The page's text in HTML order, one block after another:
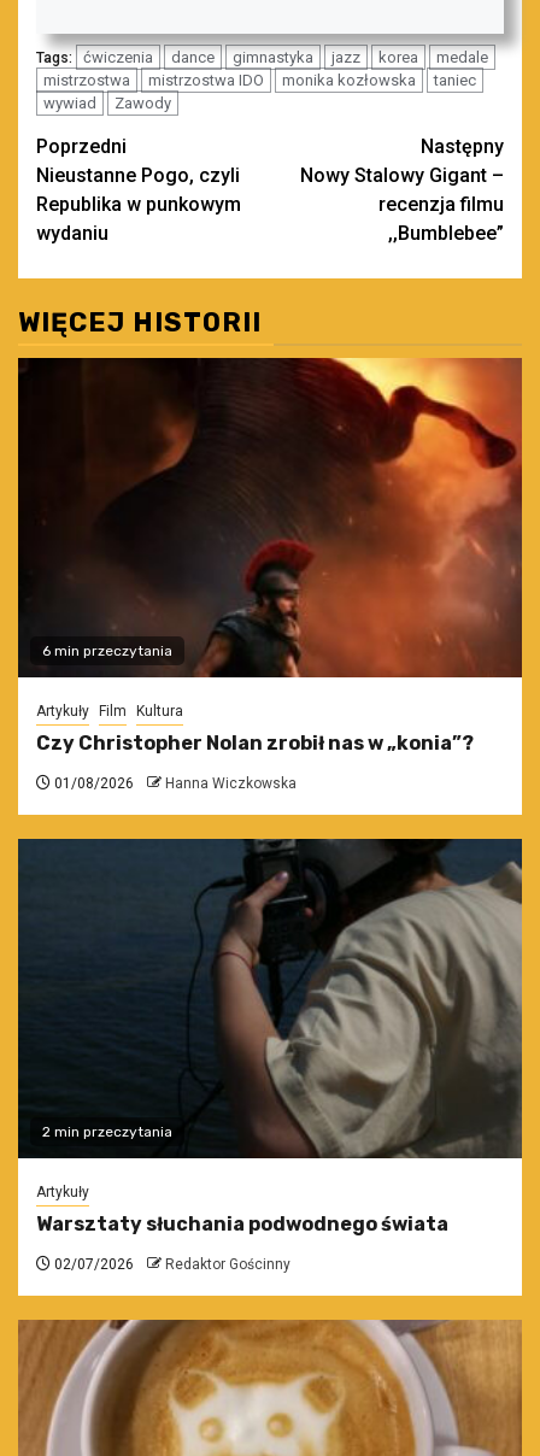
Tags: ćwiczenia dance gimnastyka jazz korea
medale
mistrzostwa
mistrzostwa IDO monika kozłowska
taniec
wywiad
Zawody
Zobacz
wpisy
Poprzedni
Nieustanne Pogo, czyli
Republika w punkowym
wydaniu
Następny
Nowy Stalowy Gigant –
recenzja filmu
,,Bumblebee”
WIĘCEJ HISTORII
6 min przeczytania
Artykuły Film Kultura
Czy Christopher Nolan zrobił nas w „konia”?
01/08/2026 Hanna Wiczkowska
2 min przeczytania
Artykuły
Warsztaty słuchania podwodnego świata
02/07/2026 Redaktor Gościnny